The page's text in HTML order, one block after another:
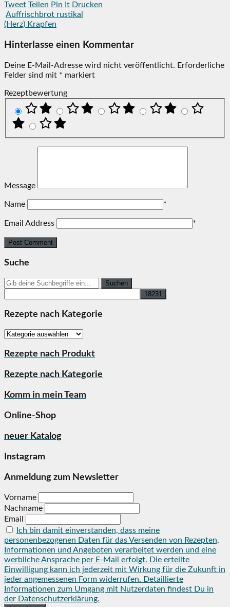
Tweet Teilen Pin It Drucken
Auffrischbrot rustikal
(Herz) Krapfen
Hinterlasse einen Kommentar
Deine E-Mail-Adresse wird nicht veröffentlicht. Erforderliche
Felder sind mit * markiert
Rezeptbewertung
Message
Name *
Email Address *
Suche
Search
for:
Rezepte nach Kategorie
Rezepte
Kategorie
Rezepte nach Produkt
Rezepte nach Kategorie
Komm in mein Team
Online-Shop
neuer Katalog
Instagram
Anmeldung zum Newsletter
Vorname
Nachname
Email
Ich bin damit einverstanden, dass meine
personenbezogenen Daten für das Versenden von Rezepten,
Informationen und Angeboten verarbeitet werden und eine
werbliche Ansprache per E-Mail erfolgt. Die erteilte
Einwilligung kann ich jederzeit mit Wirkung für die Zukunft in
jeder angemessenen Form widerrufen. Detaillierte
Informationen zum Umgang mit Nutzerdaten findest Du in
der Datenschutzerklärung.